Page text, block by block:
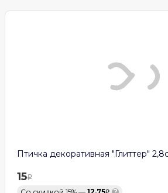
Птичка декоративная "Глиттер"
15